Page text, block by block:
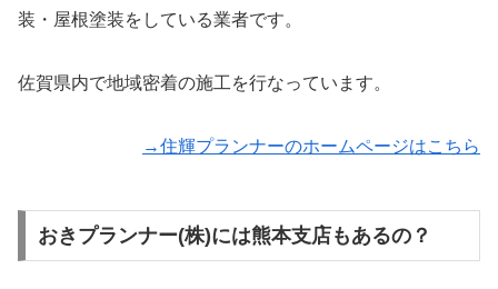
装・屋根塗装をしている業者です。
佐賀県内で地域密着の施工を行なっています。
→住輝プランナーのホームページはこちら
おきプランナー(株)には熊本支店もあるの？